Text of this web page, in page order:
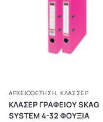
ΑΡΧΕΙΟΘΕΤΗΣΗ, ΚΛΑΣΣΈΡ
ΚΛΑΣΕΡ ΓΡΑΦΕΙΟΥ SKAG
SYSTEM 4-32 ΦΟΥΞΙΑ